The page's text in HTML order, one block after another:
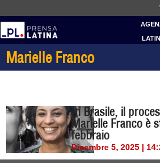
Marielle Franco
In Brasile, il
Marielle Franco è
febbraio
Dicembre 5, 2025 |